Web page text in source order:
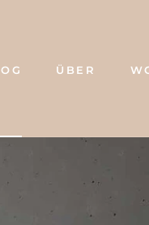
ÜBER